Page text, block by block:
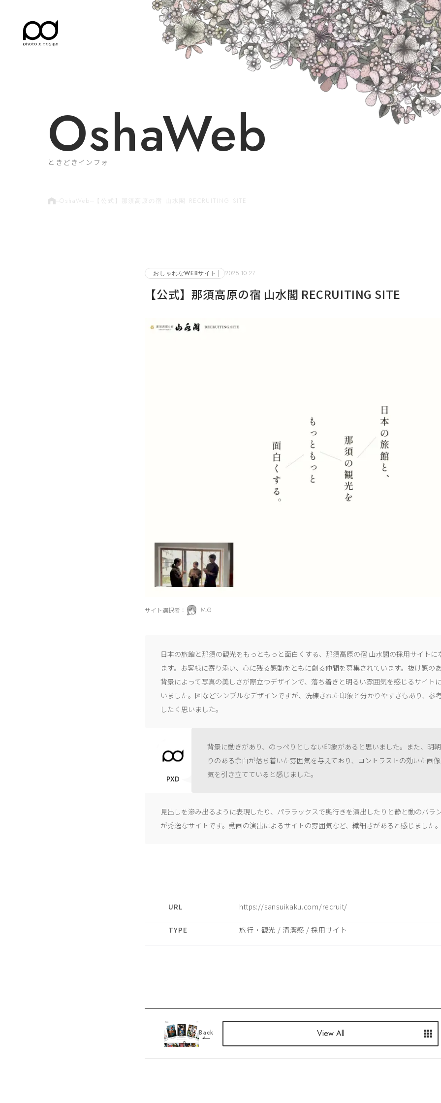
OshaWeb
ときどきインフォ
OshaWeb 【公式】那須高原の宿 山水閣 RECRUITING SITE
おしゃれなWEBサイト 2025.10.27
【公式】那須高原の宿 山水閣 RECRUITING SITE
サイト選択者： M.G
日本の旅館と那須の観光をもっともっと面白くする、那須高原の宿 山水閣の採用サイトに
ます。お客様に寄り添い、心に残る感動をともに創る仲間を募集されています。抜け感の
背景によって写真の美しさが際立つデザインで、落ち着きと明るい雰囲気を感じるサイト
いました。図などシンプルなデザインですが、洗練された印象と分かりやすさもあり、参
したく思いました。
背景に動きがあり、のっぺりとしない印象があると思いました。また、明
りのある余白が落ち着いた雰囲気を与えており、コントラストの効いた画
気を引き立てていると感じました。
PXD
見出しを滲み出るように表現したり、パララックスで奥行きを演出したりと静と動のバラ
が秀逸なサイトです。動画の演出によるサイトの雰囲気など、繊細さがあると感じました
URL https://sansuikaku.com/recruit/
TYPE 旅行・観光 / 清潔感 / 採用サイト
Back View All
View All